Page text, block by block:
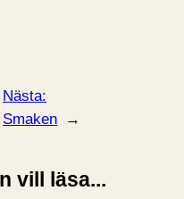
Nästa:
Smaken
→
vill läsa...